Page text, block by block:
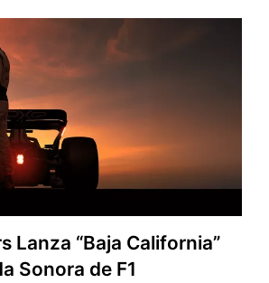
Lanza “Baja California”
Sonora de F1